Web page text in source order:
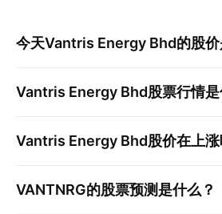
今天Vantris Energy Bhd的股
Vantris Energy Bhd股票行情是
Vantris Energy Bhd股价在上涨
VANTNRG的股票预测是什么？